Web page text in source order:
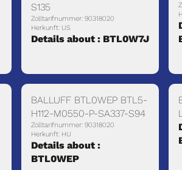
S135
Zolltarifnummer: 90318020
Herkunft: US
Details about : BTL0W7J
BALLUFF BTL0WEP BTL5-
H112-M0550-P-SA337-S94
Zolltarifnummer: 90318020
Herkunft: HU
Details about :
BTL0WEP